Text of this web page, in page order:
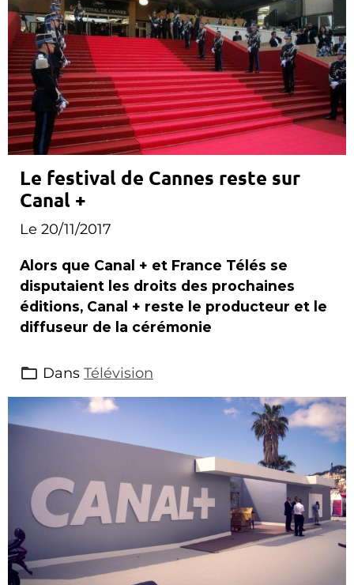
Le festival de Cannes reste sur
Canal +
Le 20/11/2017
Alors que Canal + et France Télés se
disputaient les droits des prochaines
éditions, Canal + reste le producteur et le
diffuseur de la cérémonie
Dans Télévision